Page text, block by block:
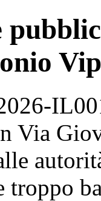
Via
troppo